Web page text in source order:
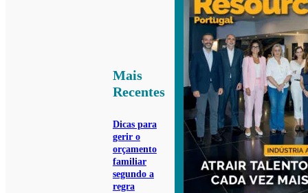
Mais
Recentes
Dicas para
gerir o
orçamento
familiar
segundo a
regra